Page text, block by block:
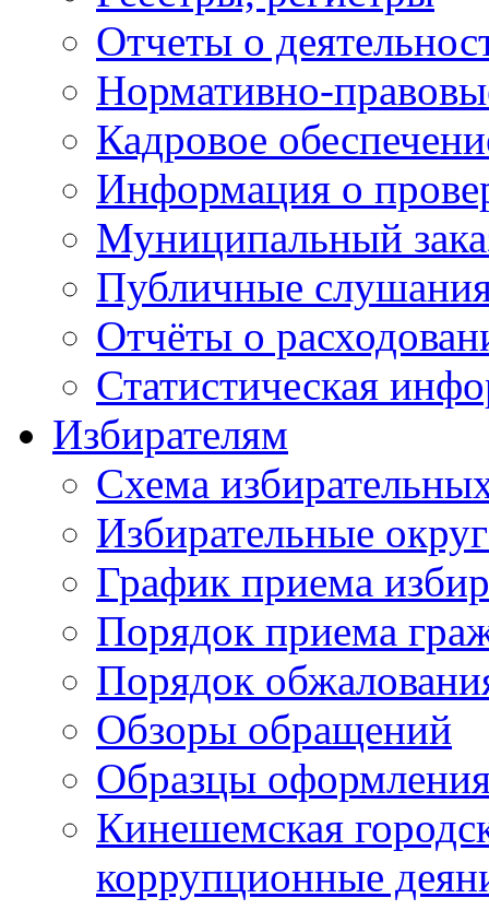
Отчеты о
Нормативно-
Кадровое
Информация о
Муниципальный
Публичные
Отчёты о
Статистическая
Избирателям
Схема
Избирательные
График приема
Порядок приема
Порядок
Обзоры обращений
Образцы
Кинешемская
коррупционные